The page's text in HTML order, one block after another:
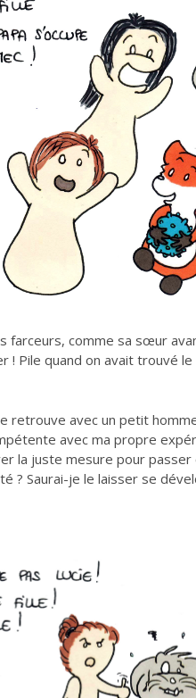
farceurs, comme sa sœur
! Pile quand on avait trouvé le
retrouve avec un petit
avec ma propre
la juste mesure pour
? Saurai-je le laisser se